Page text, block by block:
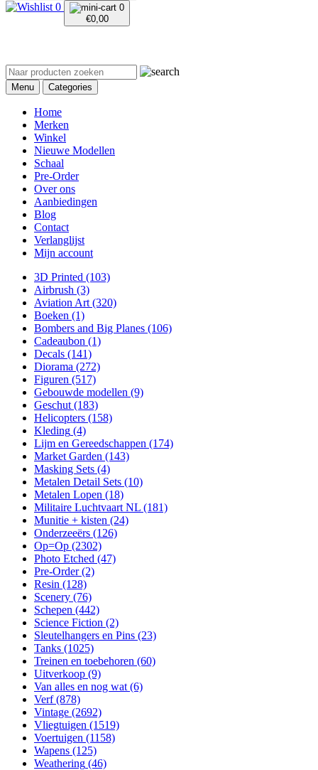
0
0
€0,00
Menu Categories
Home
Merken
Winkel
Nieuwe Modellen
Schaal
Pre-Order
Over ons
Aanbiedingen
Blog
Contact
Verlanglijst
Mijn account
3D Printed (103)
Airbrush (3)
Aviation Art (320)
Boeken (1)
Bombers and Big Planes (106)
Cadeaubon (1)
Decals (141)
Diorama (272)
Figuren (517)
Gebouwde modellen (9)
Geschut (183)
Helicopters (158)
Kleding (4)
Lijm en Gereedschappen (174)
Market Garden (143)
Masking Sets (4)
Metalen Detail Sets (10)
Metalen Lopen (18)
Militaire Luchtvaart NL (181)
Munitie + kisten (24)
Onderzeeërs (126)
Op=Op (2302)
Photo Etched (47)
Pre-Order (2)
Resin (128)
Scenery (76)
Schepen (442)
Science Fiction (2)
Sleutelhangers en Pins (23)
Tanks (1025)
Treinen en toebehoren (60)
Uitverkoop (9)
Van alles en nog wat (6)
Verf (878)
Vintage (2692)
Vliegtuigen (1519)
Voertuigen (1158)
Wapens (125)
Weathering (46)